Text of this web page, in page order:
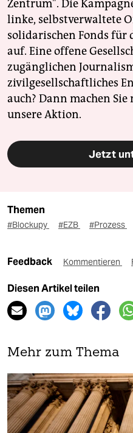
Zentrum". Die
linke, selbstverwaltete
solidarischen Fonds für
auf. Eine offene
zugänglichen
zivilgesellschaftliches
auch? Dann machen
unsere Aktion.
Jetzt
Themen
#Blockupy #EZB #Prozess
Feedback Kommentieren
Diesen Artikel teilen
Mehr zum Thema